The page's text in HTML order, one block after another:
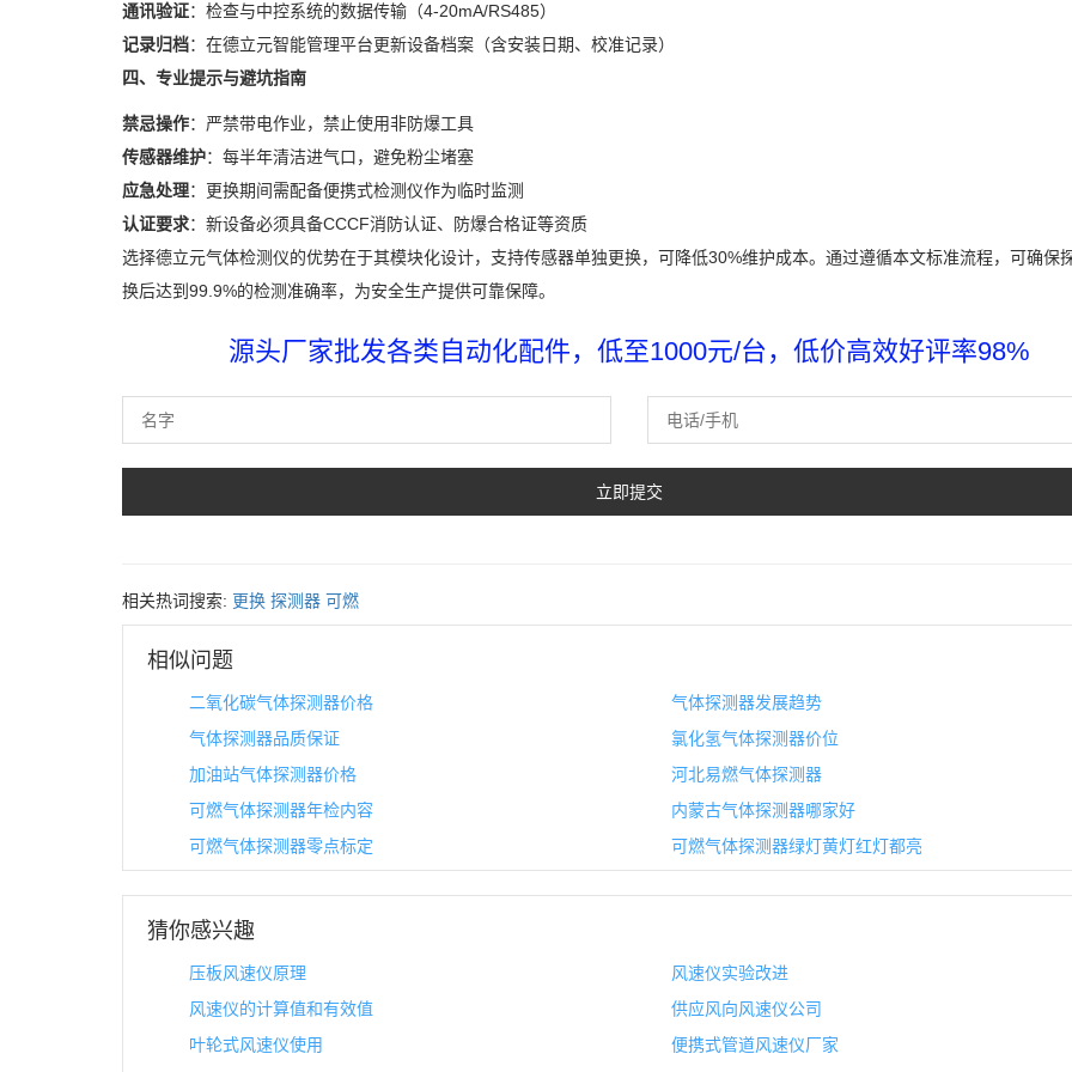
通讯验证：检查与中控系统的数据传输（4-20mA/RS485）
记录归档：在德立元智能管理平台更新设备档案（含安装日期、校准记录）
四、专业提示与避坑指南
禁忌操作：严禁带电作业，禁止使用非防爆工具
传感器维护：每半年清洁进气口，避免粉尘堵塞
应急处理：更换期间需配备便携式检测仪作为临时监测
认证要求：新设备必须具备CCCF消防认证、防爆合格证等资质
选择德立元气体检测仪的优势在于其模块化设计，支持传感器单独更换，可降低30%维护成本。通过遵循本文标准流程，可确保
换后达到99.9%的检测准确率，为安全生产提供可靠保障。
源头厂家批发各类自动化配件，低至1000元/台，低价高效好评率98%
相关热词搜索: 更换 探测器 可燃
相似问题
二氧化碳气体探测器价格
气体探测器发展趋势
气体探测器品质保证
氯化氢气体探测器价位
加油站气体探测器价格
河北易燃气体探测器
可燃气体探测器年检内容
内蒙古气体探测器哪家好
可燃气体探测器零点标定
可燃气体探测器绿灯黄灯红灯都亮
猜你感兴趣
压板风速仪原理
风速仪实验改进
风速仪的计算值和有效值
供应风向风速仪公司
叶轮式风速仪使用
便携式管道风速仪厂家